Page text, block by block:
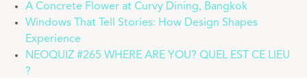
A Concrete Flower at Curvy Dining, Bangkok
Windows That Tell Stories: How Design Shapes
Experience
NEOQUIZ #265 WHERE ARE YOU? QUEL EST CE LIEU
?